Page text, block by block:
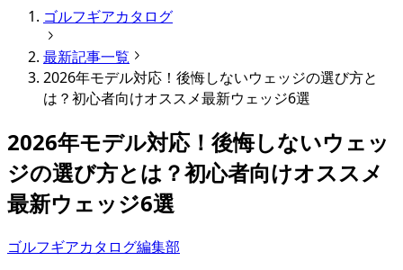
ゴルフギアカタログ
最新記事一覧
2026年モデル対応！後悔しないウェッジの選び方と
は？初心者向けオススメ最新ウェッジ6選
2026年モデル対応！後悔しないウェッ
ジの選び方とは？初心者向けオススメ
最新ウェッジ6選
ゴルフギアカタログ編集部